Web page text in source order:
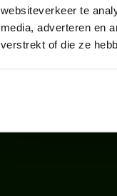
websiteverkeer te
media, adverteren en
verstrekt of die ze